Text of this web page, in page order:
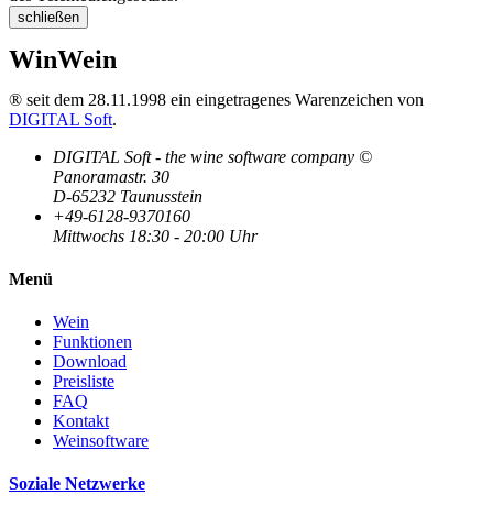
schließen
WinWein
® seit dem 28.11.1998 ein eingetragenes Warenzeichen von
DIGITAL Soft.
DIGITAL Soft - the wine software company ©
Panoramastr. 30
D-65232 Taunusstein
+49-6128-9370160
Mittwochs 18:30 - 20:00 Uhr
Menü
Wein
Funktionen
Download
Preisliste
FAQ
Kontakt
Weinsoftware
Soziale Netzwerke